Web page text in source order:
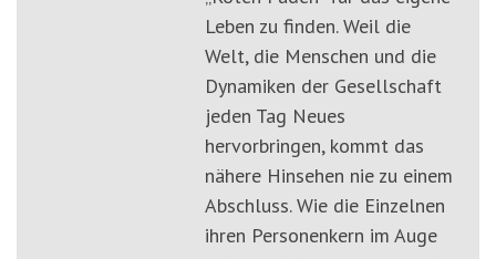
Leben zu finden. Weil die
Welt, die Menschen und die
Dynamiken der Gesellschaft
jeden Tag Neues
hervorbringen, kommt das
nähere Hinsehen nie zu einem
Abschluss. Wie die Einzelnen
ihren Personenkern im Auge